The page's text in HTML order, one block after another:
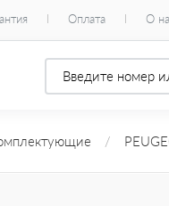
Оплата О
/